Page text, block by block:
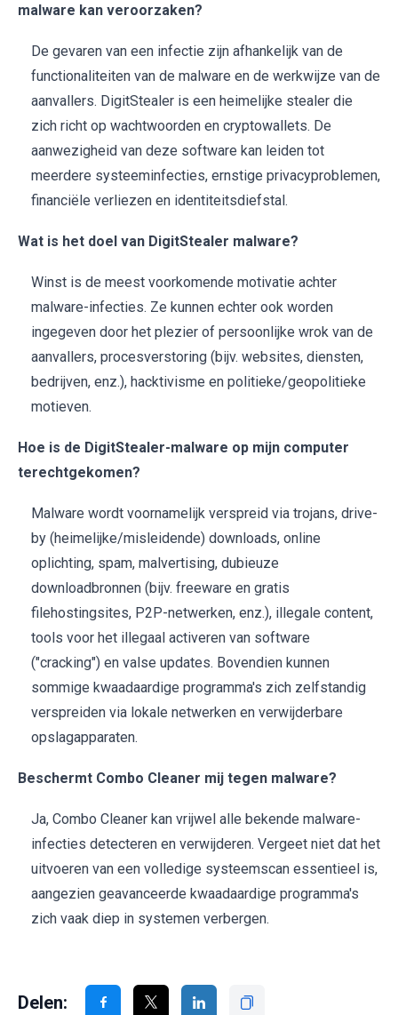
malware kan veroorzaken?
De gevaren van een infectie zijn afhankelijk van de
functionaliteiten van de malware en de werkwijze van de
aanvallers. DigitStealer is een heimelijke stealer die
zich richt op wachtwoorden en cryptowallets. De
aanwezigheid van deze software kan leiden tot
meerdere systeeminfecties, ernstige privacyproblemen,
financiële verliezen en identiteitsdiefstal.
Wat is het doel van DigitStealer malware?
Winst is de meest voorkomende motivatie achter
malware-infecties. Ze kunnen echter ook worden
ingegeven door het plezier of persoonlijke wrok van de
aanvallers, procesverstoring (bijv. websites, diensten,
bedrijven, enz.), hacktivisme en politieke/geopolitieke
motieven.
Hoe is de DigitStealer-malware op mijn computer
terechtgekomen?
Malware wordt voornamelijk verspreid via trojans, drive-
by (heimelijke/misleidende) downloads, online
oplichting, spam, malvertising, dubieuze
downloadbronnen (bijv. freeware en gratis
filehostingsites, P2P-netwerken, enz.), illegale content,
tools voor het illegaal activeren van software
("cracking") en valse updates. Bovendien kunnen
sommige kwaadaardige programma's zich zelfstandig
verspreiden via lokale netwerken en verwijderbare
opslagapparaten.
Beschermt Combo Cleaner mij tegen malware?
Ja, Combo Cleaner kan vrijwel alle bekende malware-
infecties detecteren en verwijderen. Vergeet niet dat het
uitvoeren van een volledige systeemscan essentieel is,
aangezien geavanceerde kwaadaardige programma's
zich vaak diep in systemen verbergen.
Delen: